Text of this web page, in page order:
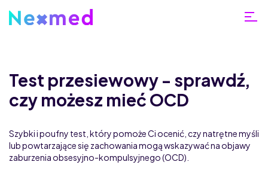
Test przesiewowy - sprawdź,
czy możesz mieć OCD
Szybki i poufny test, który pomoże Ci ocenić, czy natrętne myśli
lub powtarzające się zachowania mogą wskazywać na objawy
zaburzenia obsesyjno-kompulsyjnego (OCD).